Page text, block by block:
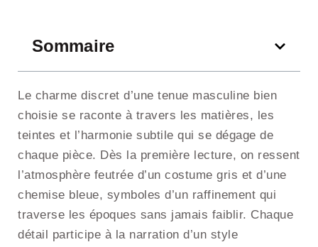
Sommaire
Le charme discret d’une tenue masculine bien
choisie se raconte à travers les matières, les
teintes et l’harmonie subtile qui se dégage de
chaque pièce. Dès la première lecture, on ressent
l’atmosphère feutrée d’un costume gris et d’une
chemise bleue, symboles d’un raffinement qui
traverse les époques sans jamais faiblir. Chaque
détail participe à la narration d’un style